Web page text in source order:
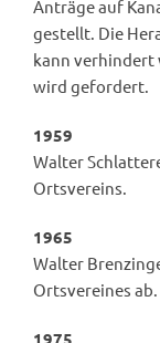
Anträge auf
gestellt. Die
kann verhindert
wird gefordert.
1959
Walter
Ortsvereins.
1965
Walter
Ortsvereines ab.